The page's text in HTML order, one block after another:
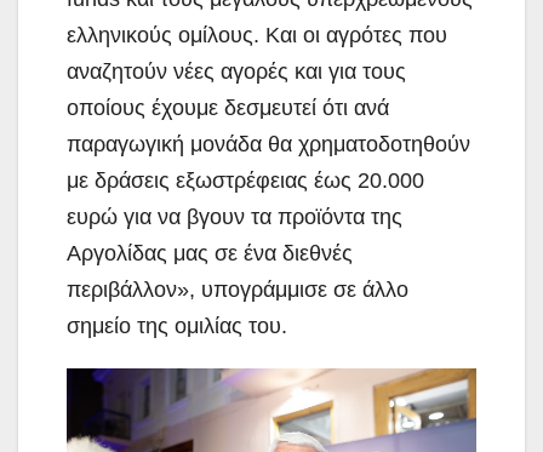
ελληνικούς ομίλους. Και οι αγρότες που
αναζητούν νέες αγορές και για τους
οποίους έχουμε δεσμευτεί ότι ανά
παραγωγική μονάδα θα χρηματοδοτηθούν
με δράσεις εξωστρέφειας έως 20.000
ευρώ για να βγουν τα προϊόντα της
Αργολίδας μας σε ένα διεθνές
περιβάλλον», υπογράμμισε σε άλλο
σημείο της ομιλίας του.